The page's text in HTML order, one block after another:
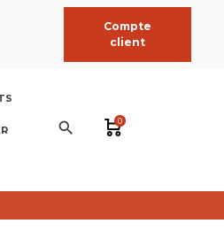
Compte
client
search 0